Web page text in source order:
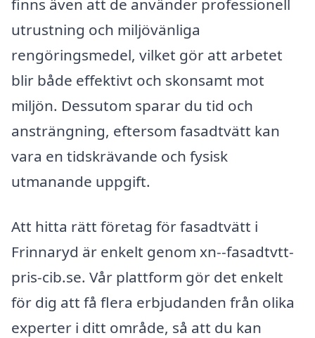
finns även att de använder professionell
utrustning och miljövänliga
rengöringsmedel, vilket gör att arbetet
blir både effektivt och skonsamt mot
miljön. Dessutom sparar du tid och
ansträngning, eftersom fasadtvätt kan
vara en tidskrävande och fysisk
utmanande uppgift.
Att hitta rätt företag för fasadtvätt i
Frinnaryd är enkelt genom xn--fasadtvtt-
pris-cib.se. Vår plattform gör det enkelt
för dig att få flera erbjudanden från olika
experter i ditt område, så att du kan